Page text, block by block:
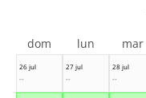
26 jul
--
27 jul
--
28 jul
--
dom lun mar